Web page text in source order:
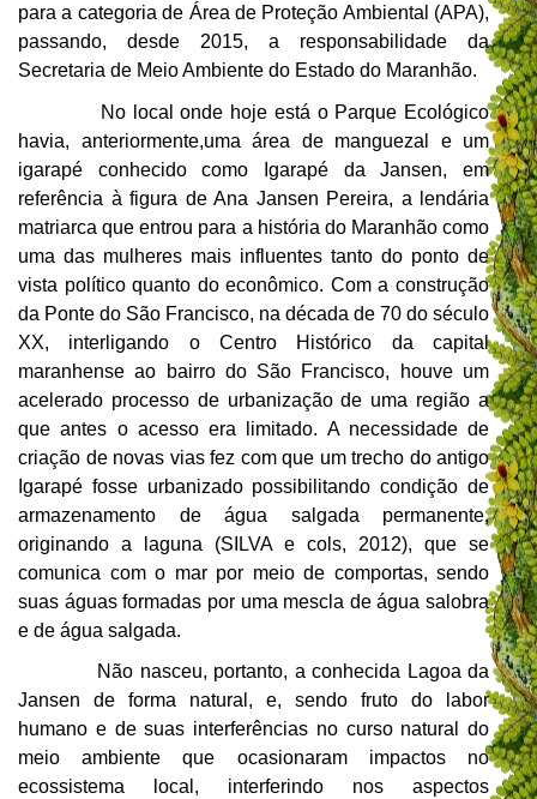
para a categoria de Área de Proteção Ambiental (APA),
passando, desde 2015, a responsabilidade da
Secretaria de Meio Ambiente do Estado do Maranhão.
No local onde hoje está o Parque Ecológico
havia, anteriormente,uma área de manguezal e um
igarapé conhecido como Igarapé da Jansen, em
referência à figura de Ana Jansen Pereira, a lendária
matriarca que entrou para a história do Maranhão como
uma das mulheres mais influentes tanto do ponto de
vista político quanto do econômico. Com a construção
da Ponte do São Francisco, na década de 70 do século
XX, interligando o Centro Histórico da capital
maranhense ao bairro do São Francisco, houve um
acelerado processo de urbanização de uma região a
que antes o acesso era limitado. A necessidade de
criação de novas vias fez com que um trecho do antigo
Igarapé fosse urbanizado possibilitando condição de
armazenamento de água salgada permanente,
originando a laguna (SILVA e cols, 2012), que se
comunica com o mar por meio de comportas, sendo
suas águas formadas por uma mescla de água salobra
e de água salgada.
Não nasceu, portanto, a conhecida Lagoa da
Jansen de forma natural, e, sendo fruto do labor
humano e de suas interferências no curso natural do
meio ambiente que ocasionaram impactos no
ecossistema local, interferindo nos aspectos